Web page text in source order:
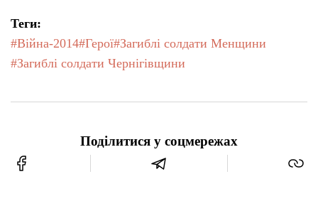
Теги:
#Війна-2014#Герої#Загиблі солдати Менщини
#Загиблі солдати Чернігівщини
Поділитися у соцмережах